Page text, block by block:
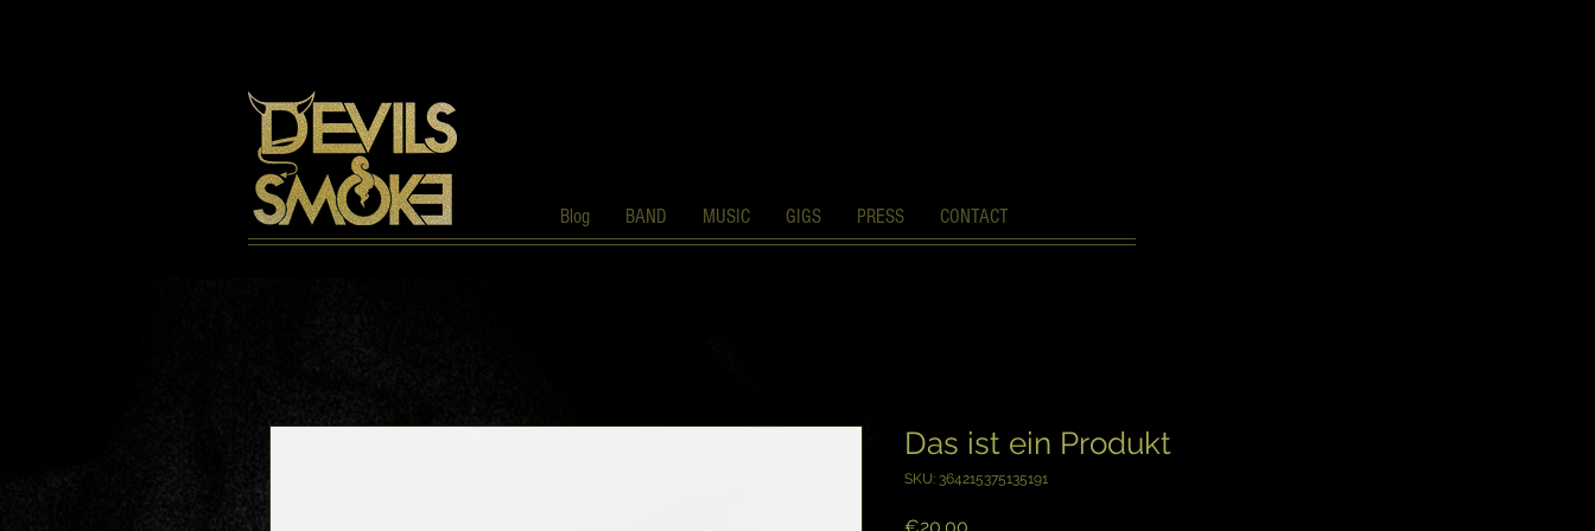
Blog BAND MUSIC GIGS PRESS CONTACT
Das ist ein Produkt
SKU: 364215375135191